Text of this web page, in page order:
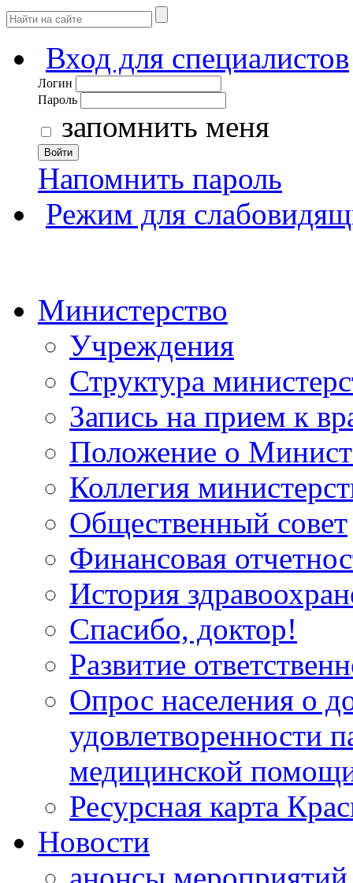
Вход для специалистов
Логин
Пароль
запомнить меня
Войти
Напомнить пароль
Режим для
Министерство
Учреждения
Структура
Запись на прием к
Положение о
Коллегия
Общественный совет
Финансовая
История
Спасибо, доктор!
Развитие
Опрос населения о
удовлетворенности
медицинской
Ресурсная карта
Новости